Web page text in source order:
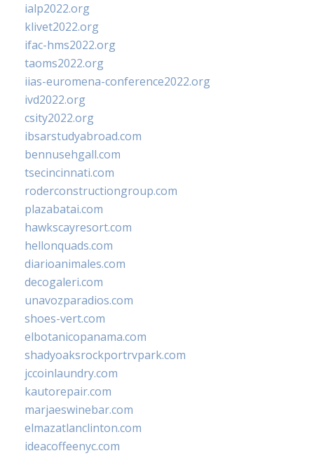
ialp2022.org
klivet2022.org
ifac-hms2022.org
taoms2022.org
iias-euromena-conference2022.org
ivd2022.org
csity2022.org
ibsarstudyabroad.com
bennusehgall.com
tsecincinnati.com
roderconstructiongroup.com
plazabatai.com
hawkscayresort.com
hellonquads.com
diarioanimales.com
decogaleri.com
unavozparadios.com
shoes-vert.com
elbotanicopanama.com
shadyoaksrockportrvpark.com
jccoinlaundry.com
kautorepair.com
marjaeswinebar.com
elmazatlanclinton.com
ideacoffeenyc.com